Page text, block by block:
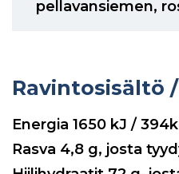
pellavansiemen,
Ravintosisältö
Energia 1650 kJ /
Rasva 4,8 g, josta